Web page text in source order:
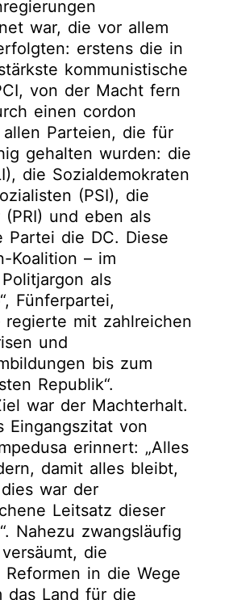
war, die vor allem
erstens die in
kommunistische
von der Macht fern
einen cordon
allen Parteien, die für
gehalten wurden: die
die Sozialdemokraten
(PSI), die
(PRI) und eben als
Partei die DC. Diese
Koalition – im
als
Fünferpartei,
regierte mit zahlreichen
und
bis zum
Republik“.
war der Machterhalt.
Eingangszitat von
erinnert: „Alles
damit alles bleibt,
war der
Leitsatz dieser
Nahezu zwangsläufig
die
in die Wege
das Land für die